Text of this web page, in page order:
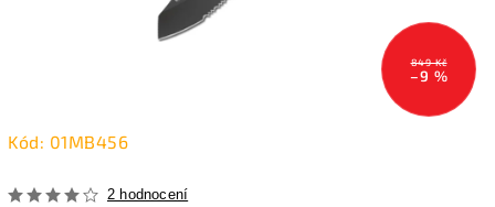
849 Kč
–9 %
Kód: 01MB456
2 hodnocení